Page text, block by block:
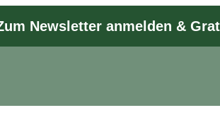
Newsletter anmelden &